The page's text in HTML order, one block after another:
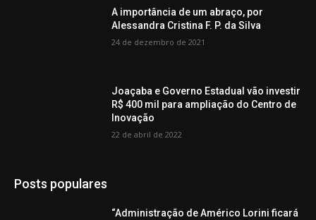
A importância de um abraço, por
Alessandra Cristina F. P. da Silva
24 de dezembro de 2021
Joaçaba e Governo Estadual vão investir
R$ 400 mil para ampliação do Centro de
Inovação
22 de abril de 2022
Posts populares
“Administração de Américo Lorini ficará